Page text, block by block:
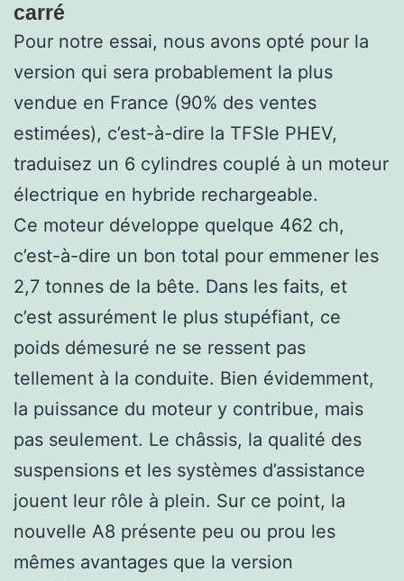
carré
Pour notre essai, nous avons opté pour la
version qui sera probablement la plus
vendue en France (90% des ventes
estimées), c’est-à-dire la TFSIe PHEV,
traduisez un 6 cylindres couplé à un moteur
électrique en hybride rechargeable.
Ce moteur développe quelque 462 ch,
c’est-à-dire un bon total pour emmener les
2,7 tonnes de la bête. Dans les faits, et
c’est assurément le plus stupéfiant, ce
poids démesuré ne se ressent pas
tellement à la conduite. Bien évidemment,
la puissance du moteur y contribue, mais
pas seulement. Le châssis, la qualité des
suspensions et les systèmes d’assistance
jouent leur rôle à plein. Sur ce point, la
nouvelle A8 présente peu ou prou les
mêmes avantages que la version